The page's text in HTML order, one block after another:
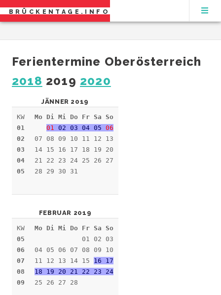
BRÜCKENTAGE.INFO
Ferientermine Oberösterreich
2018 2019 2020
JÄNNER 2019
KW
01
02
03
04
05
Mo Di Mi Do Fr Sa So
01 02 03 04 05 06
07 08 09 10 11 12 13
14 15 16 17 18 19 20
21 22 23 24 25 26 27
28 29 30 31
FEBRUAR 2019
KW
05
06
07
08
09
Mo Di Mi Do Fr Sa So
01 02 03
04 05 06 07 08 09 10
11 12 13 14 15 16 17
18 19 20 21 22 23 24
25 26 27 28